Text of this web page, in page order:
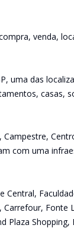
venda,
uma das
casas,
com uma
Central,
Carrefour, Fonte
Plaza